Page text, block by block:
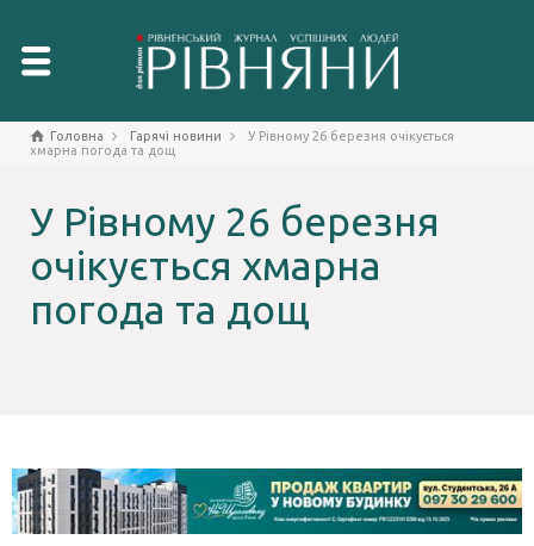
Головна Гарячі новини
У Рівному 26 березня очікується
хмарна погода та дощ
У Рівному 26 березня
очікується хмарна
погода та дощ